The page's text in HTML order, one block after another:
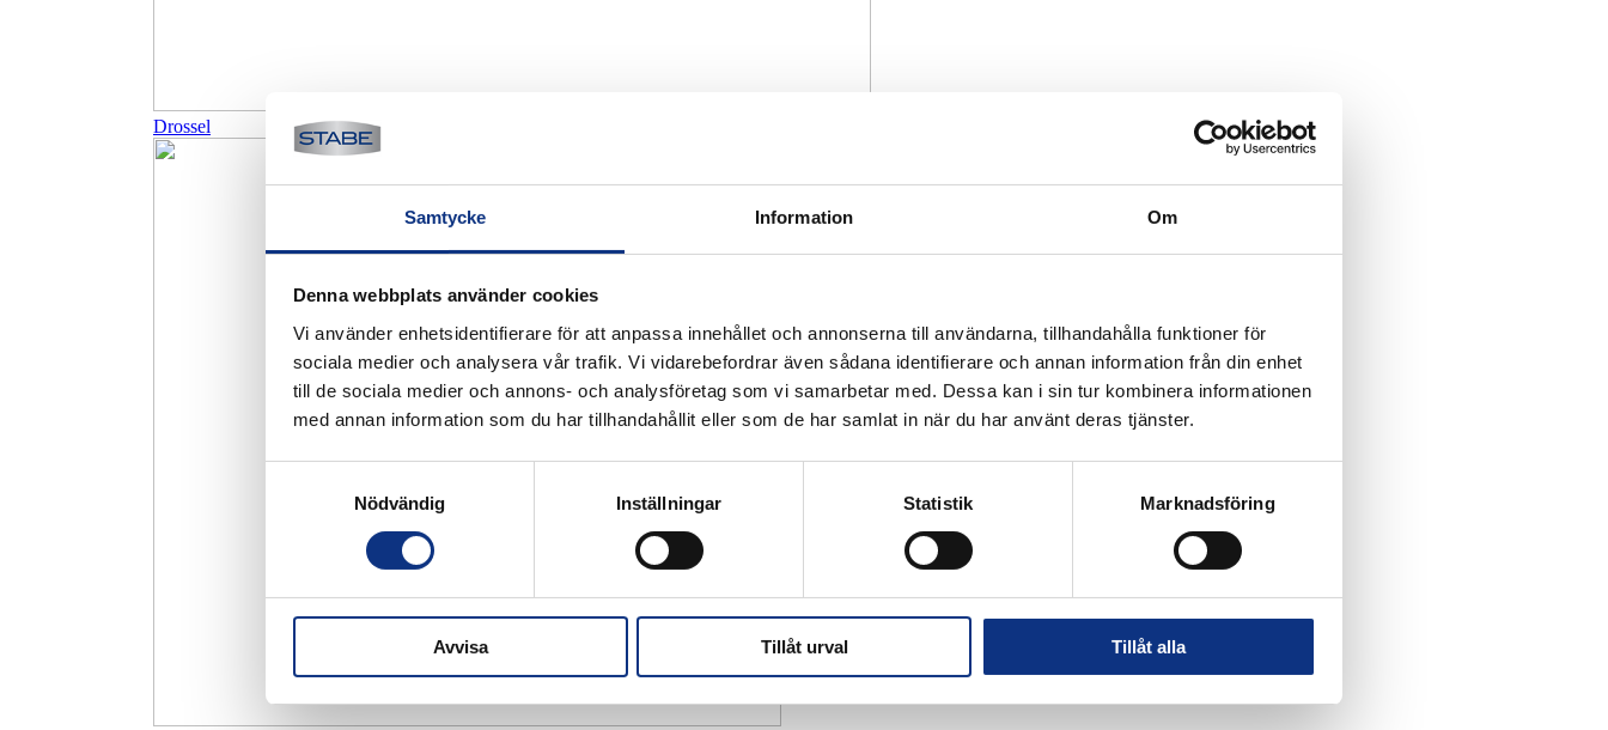
Samtycke Information Om
Denna webbplats använder cookies
Vi använder enhetsidentifierare för att anpassa innehållet och annonserna till användarna, tillhandahålla funktioner för
sociala medier och analysera vår trafik. Vi vidarebefordrar även sådana identifierare och annan information från din enhet
till de sociala medier och annons- och analysföretag som vi samarbetar med. Dessa kan i sin tur kombinera informationen
med annan information som du har tillhandahållit eller som de har samlat in när du har använt deras tjänster.
Nödvändig
Inställningar Statistik Marknadsföring
Avvisa Tillåt urval Tillåt alla
Drossel